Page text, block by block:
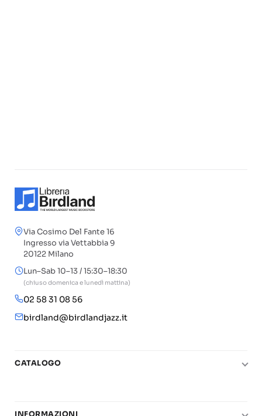
Via Cosimo Del Fante 16
Ingresso via Vettabbia 9
20122 Milano
Lun–Sab 10–13 / 15:30–18:30
(chiuso domenica e lunedì mattina)
02 58 31 08 56
birdland@birdlandjazz.it
CATALOGO
Chitarra